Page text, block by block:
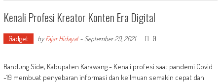
Kenali Profesi Kreator Konten Era Digital
Gadget byFajar Hidayat- September 29, 2021 0
Bandung Side, Kabupaten Karawang - Kenali profesi saat pandemi Covid
-19 membuat penyebaran informasi dan keilmuan semakin cepat dan